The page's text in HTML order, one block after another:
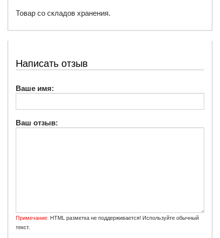
Товар со складов хранения.
Написать отзыв
Ваше имя:
Ваш отзыв:
Примечание: HTML разметка не поддерживается! Используйте обычный
текст.